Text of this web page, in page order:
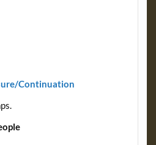
Continuation